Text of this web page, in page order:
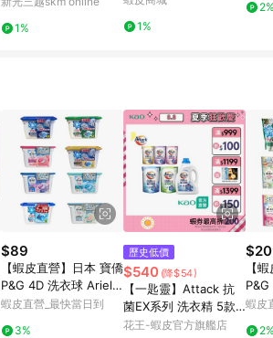
1%
1%
$89
【蝦皮直營】日本 寶僑
P&G 4D 洗衣球 Ariel/
Bold 洗衣凝膠球 盒裝
蝦皮直營_最快當日到
3%
歷史低價
$540 (降$54)
【一匙靈】Attack 抗
菌EX系列 洗衣精 5款
任選 1+5件組 (新舊包
花王-蝦皮官方旗艦店
【
Bold
蝦皮